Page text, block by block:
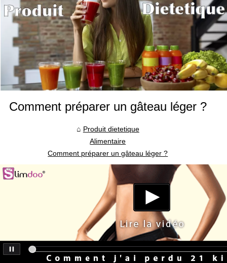
Comment préparer un gâteau léger ?
Produit dietetique
Alimentaire
Comment préparer un gâteau léger ?